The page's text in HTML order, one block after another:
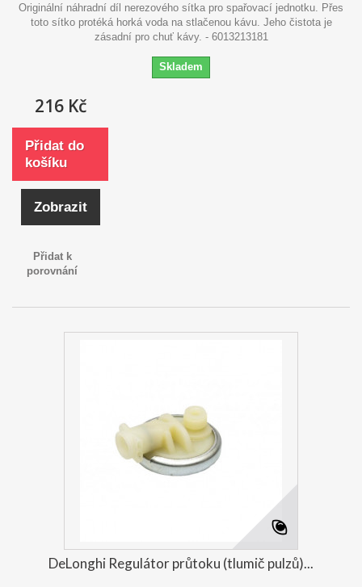
Originální náhradní díl nerezového sítka pro spařovací jednotku. Přes
toto sítko protéká horká voda na stlačenou kávu. Jeho čistota je
zásadní pro chuť kávy. - 6013213181
Skladem
216 Kč
Přidat do
košíku
Zobrazit
Přidat k
porovnání
DeLonghi Regulátor průtoku (tlumič pulzů)...